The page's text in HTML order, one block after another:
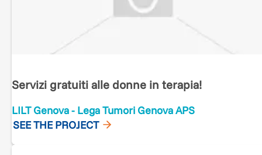
Servizi gratuiti alle donne in terapia!
LILT Genova - Lega Tumori Genova APS
SEE THE PROJECT